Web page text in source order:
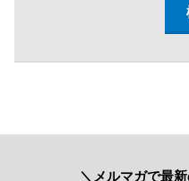
＼メルマガで最